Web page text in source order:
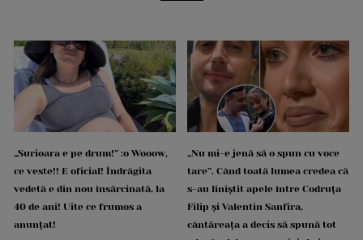
„Surioara e pe drum!” :o Wooow,
ce veste!! E oficial! Îndrăgita
vedetă e din nou însărcinată, la
40 de ani! Uite ce frumos a
anunțat!
„Nu mi-e jenă să o spun cu voce
tare”. Când toată lumea credea că
s-au liniștit apele între Codruța
Filip și Valentin Sanfira,
cântăreața a decis să spună tot